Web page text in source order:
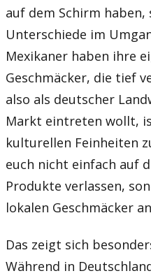
auf dem Schirm
Unterschiede im
Mexikaner haben ihre
Geschmäcker, die tief
also als deutscher
Markt eintreten wollt,
kulturellen Feinheiten
euch nicht einfach auf
Produkte verlassen,
lokalen Geschmäcker
Das zeigt sich
Während in